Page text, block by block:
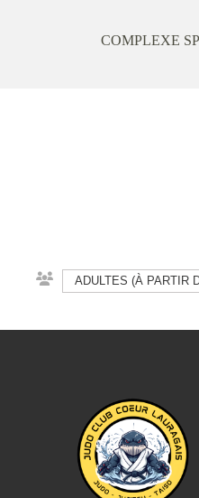
COMPLEXE
ADULTES (À PARTIR